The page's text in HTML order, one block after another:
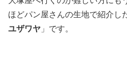
ほどパン屋さんの生地で紹介し
ユザワヤ 」です。